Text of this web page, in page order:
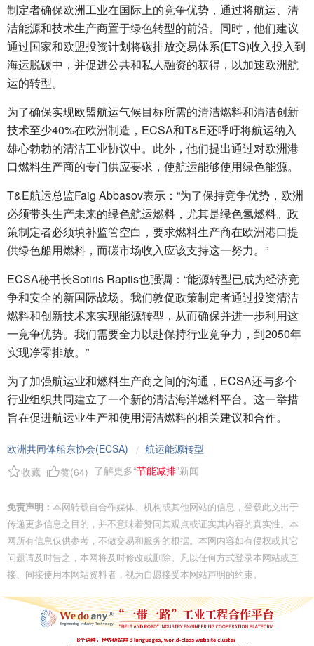
制定者确保欧洲工业在国际上的竞争优势，通过将航运、清
洁能源和技术生产商置于绿色转型的前沿。同时，他们建议
通过国家和欧盟投资计划将碳排放交易体系(ETS)收入投入到
海运脱碳中，并促进公共和私人融资的获得，以加速欧洲航
运的转型。
为了确保实现欧盟航运气候目标所需的清洁燃料和清洁创新
技术至少40%在欧洲制造，ECSA和T&E还呼吁将航运纳入
雄心勃勃的清洁工业协议中。此外，他们提出通过对欧洲港
口燃料生产商的专门供应要求，使航运能够使用绿色能源。
T&E航运总监Faig Abbasov表示：“为了保持竞争优势，欧洲
必须带头生产未来的绿色航运燃料，尤其是绿色氢燃料。政
策制定者必须填补监管空白，要求燃料生产商在欧洲港口提
供绿色船用燃料，而碳市场收入应该支持这一努力。”
ECSA秘书长Sotiris Raptis也强调：“能源转型已成为经济竞
争和安全的新国际战场。我们敦促政策制定者通过投资清洁
燃料和创新技术来实现能源转型，从而确保并进一步利用这
一竞争优势。我们需要全力以赴保持行业竞争力，到2050年
实现净零排放。”
为了加强航运业和燃料生产商之间的沟通，ECSA还与多个
行业组织共同建立了一个新的清洁海洋燃料平台。这一举措
旨在促进航运业生产和使用清洁燃料的相关建议和合作。
欧洲共同体船东协会(ECSA) / 航运能源转型
收藏
赞(64) 了解更多“节能减排”新闻
免责声明： 本网转载自合作媒体、机构或其他网站的信息，登载此文出于
传递更多信息之目的，并不意味着赞同其观点或证实其内容的真实性。本
网所有信息仅供参考，不做交易和服务的根据。本网内容如有侵权或其它
问题请及时告之，本网将及时修改或删除。凡以任何方式登录本网站或直
接、间接使用本网站资料者，视为自愿接受本网站声明的约束。